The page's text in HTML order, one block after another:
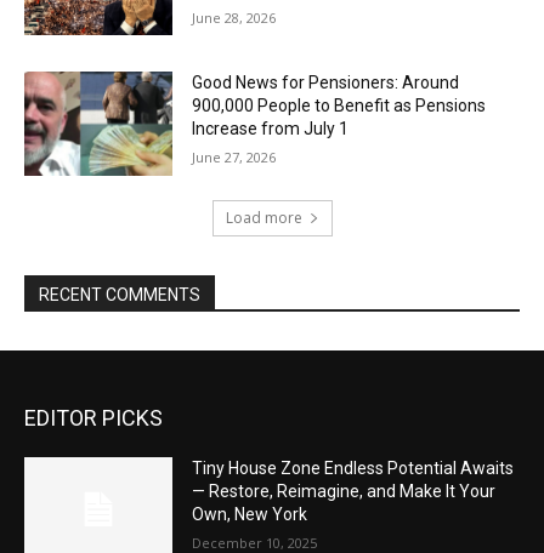
June 28, 2026
Good News for Pensioners: Around
900,000 People to Benefit as Pensions
Increase from July 1
June 27, 2026
Load more
RECENT COMMENTS
EDITOR PICKS
Tiny House Zone Endless Potential Awaits
— Restore, Reimagine, and Make It Your
Own, New York
December 10, 2025